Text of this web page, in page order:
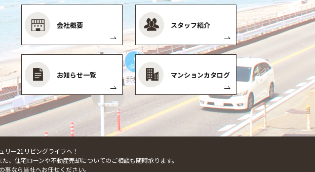
会社概要 スタッフ紹介
お知らせ一覧 マンションカタログ
リー21リビングライフへ！
、住宅ローンや不動産売却についてのご相談も随時承ります。
なら当社へお任せください。